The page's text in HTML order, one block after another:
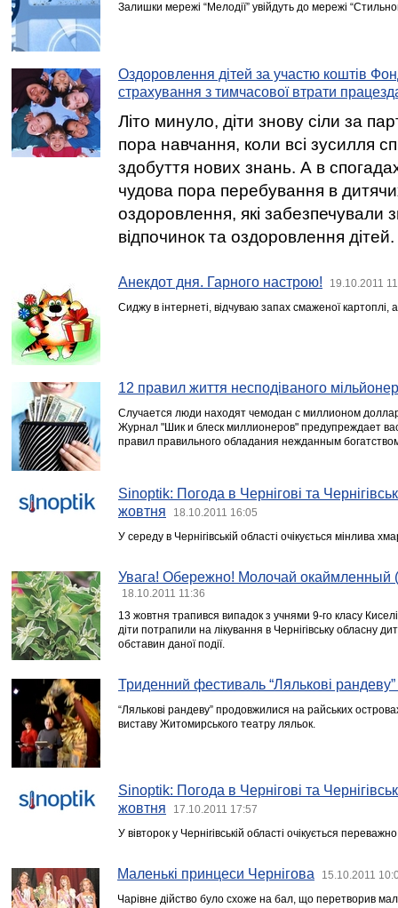
Залишки мережі “Мелодії” увійдуть до мережі
Оздоровлення дітей за участю коштів
страхування з тимчасової втрати
Літо минуло, діти знову сіли за
пора навчання, коли всі зусилля
здобуття нових знань. А в спогадах
чудова пора перебування в
оздоровлення, які забезпечували
відпочинок та оздоровлення дітей.
Анекдот дня. Гарного настрою! 19.10.2011
Сиджу в інтернеті, відчуваю запах смаженої картоплі,
12 правил життя несподіваного
Случается люди находят чемодан с миллионом
Журнал "Шик и блеск миллионеров" предупреждает
правил правильного обладания нежданным
Sinoptik: Погода в Чернігові та
жовтня
18.10.2011 16:05
У середу в Чернігівській області очікується мінлива
Увага! Обережно! Молочай окаймленный
18.10.2011 11:36
13 жовтня трапився випадок з учнями 9-го класу
діти потрапили на лікування в Чернігівську обласну
обставин даної події.
Триденний фестиваль “Лялькові рандеву”
“Лялькові рандеву” продовжилися на райських
виставу Житомирського театру ляльок.
Sinoptik: Погода в Чернігові та
жовтня
17.10.2011 17:57
У вівторок у Чернігівській області очікується
Маленькі принцеси Чернігова 15.10.2011
Чарівне дійство було схоже на бал, що перетворив